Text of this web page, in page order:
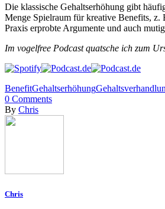
Die klassische Gehaltserhöhung gibt
Menge Spielraum für kreative Benefits, z.
Praxis erprobte Argumente und auch
Im vogelfree Podcast quatsche ich zum
BenefitGehaltserhöhung
0 Comments
By Chris
Chris